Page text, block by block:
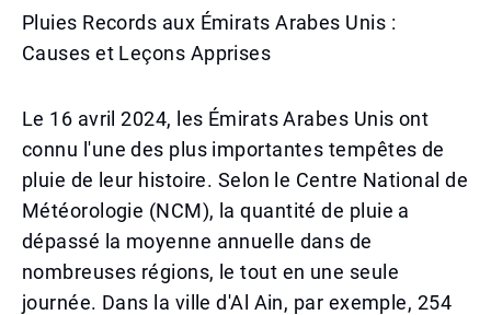
Pluies Records aux Émirats Arabes Unis :
Causes et Leçons Apprises
Le 16 avril 2024, les Émirats Arabes Unis ont
connu l'une des plus importantes tempêtes de
pluie de leur histoire. Selon le Centre National de
Météorologie (NCM), la quantité de pluie a
dépassé la moyenne annuelle dans de
nombreuses régions, le tout en une seule
journée. Dans la ville d'Al Ain, par exemple, 254